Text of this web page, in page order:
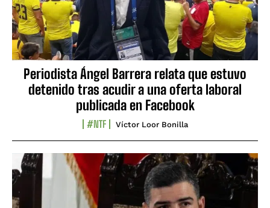
Periodista Ángel Barrera relata que estuvo
detenido tras acudir a una oferta laboral
publicada en Facebook
#NTF Víctor Loor Bonilla